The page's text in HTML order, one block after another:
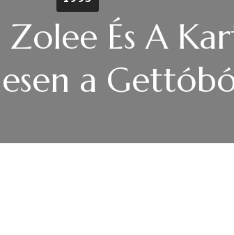
Zolee És A
a